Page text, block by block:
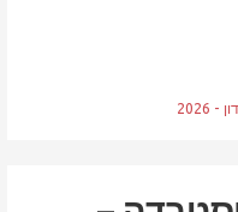
2026